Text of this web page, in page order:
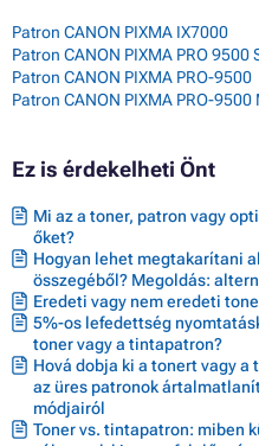
Patron CANON PIXMA IX7000
Patron CANON PIXMA PRO 9500
Patron CANON PIXMA PRO-9500
Patron CANON PIXMA PRO-9500
Ez is érdekelheti Önt
Mi az a toner, patron vagy
őket?
Hogyan lehet megtakarítani
összegéből? Megoldás:
Eredeti vagy nem eredeti
5%-os lefedettség
toner vagy a tintapatron?
Hová dobja ki a tonert vagy
az üres patronok
módjairól
Toner vs. tintapatron: miben